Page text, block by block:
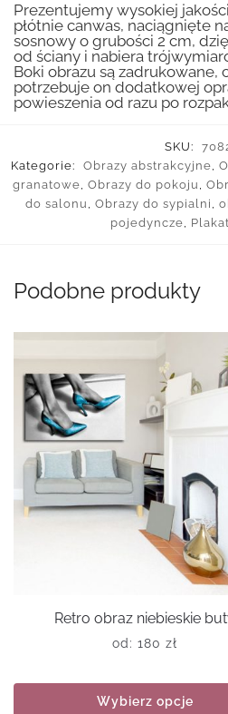
Prezentujemy wysokiej
płótnie canwas, naciągnięte
sosnowy o grubości 2 cm,
od ściany i nabiera
Boki obrazu są zadrukowane,
potrzebuje on dodatkowej
powieszenia od razu po
SKU:
Kategorie:
Obrazy abstrakcyjne,
granatowe, Obrazy do pokoju ,
do salonu , Obrazy do sypialni ,
pojedyncze,
Podobne produkty
Retro obraz niebieskie
od: 180 zł
Wybierz opcje